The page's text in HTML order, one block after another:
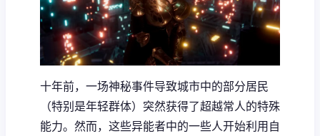
十年前，一场神秘事件导致城市中的部分居民
（特别是年轻群体）突然获得了超越常人的特殊
能力。然而，这些异能者中的一些人开始利用自